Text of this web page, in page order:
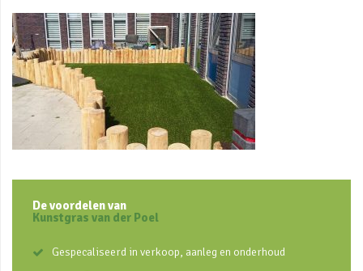
De voordelen van
Kunstgras van der Poel
Gespecaliseerd in verkoop, aanleg en onderhoud